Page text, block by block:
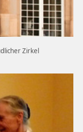
Zirkel